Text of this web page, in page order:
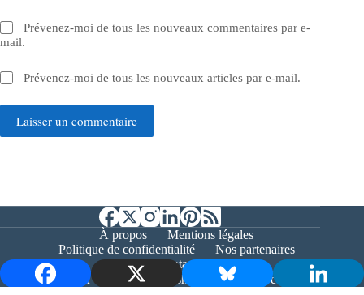
Prévenez-moi de tous les nouveaux commentaires par e-
mail.
Prévenez-moi de tous les nouveaux articles par e-mail.
Laisser un commentaire
À propos
Mentions légales
Politique de confidentialité
Nos partenaires
Contact
Copyright © 2026 - Bernieshoot.fr Journal Web